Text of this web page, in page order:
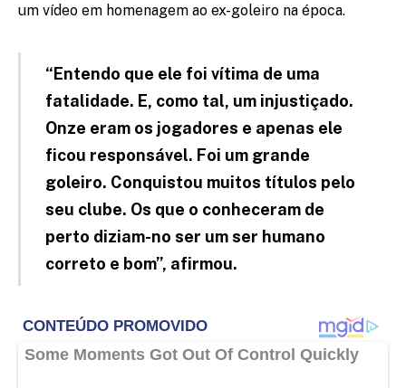
um vídeo em homenagem ao ex-goleiro na época.
“Entendo que ele foi vítima de uma
fatalidade. E, como tal, um injustiçado.
Onze eram os jogadores e apenas ele
ficou responsável. Foi um grande
goleiro. Conquistou muitos títulos pelo
seu clube. Os que o conheceram de
perto diziam-no ser um ser humano
correto e bom”, afirmou.